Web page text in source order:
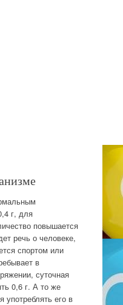
г, для
повышается
речь о человеке,
спортом или
в
суточная
0,6 г. А то же
употреблять его в